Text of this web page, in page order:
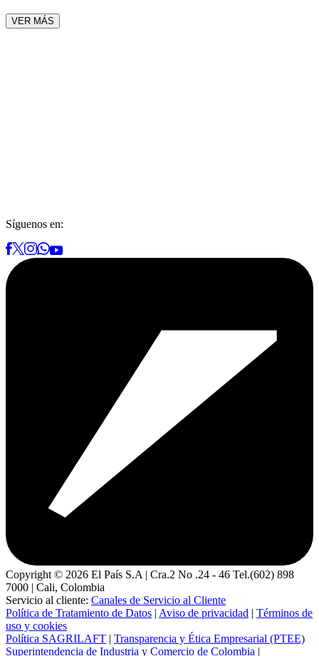
VER MÁS
Síguenos en:
Copyright © 2026 El País S.A | Cra.2 No .24 - 46 Tel.(602) 898
7000 | Cali, Colombia
Servicio al cliente: Canales de Servicio al Cliente
Política de Tratamiento de Datos | Aviso de privacidad | Términos de
uso y cookies
Política SAGRILAFT | Transparencia y Ética Empresarial (PTEE)
Superintendencia de Industria y Comercio de Colombia |